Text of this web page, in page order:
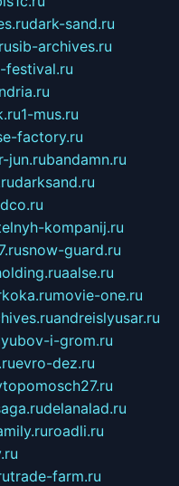
dark-sand.ru
sib-archives.ru
festival.ru
1-mus.ru
factory.ru
jun.rubandamn.ru
darksand.ru
kompanij.ru
snow-guard.ru
aalse.ru
movie-one.ru
andreislyusar.ru
i-grom.ru
evro-dez.ru
delanalad.ru
roadli.ru
trade-farm.ru